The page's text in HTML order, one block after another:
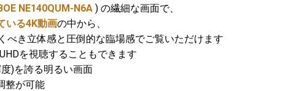
NE140QUM-N6A ) の繊細な画面で、
いる4K動画の中から、
べき立体感と圧倒的な臨場感でご覧いただけます
を視聴することもできます
)を誇る明るい画面
整が可能